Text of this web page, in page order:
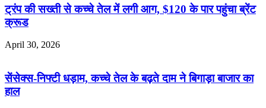
ट्रंप की सख्ती से कच्चे तेल में लगी आग, $120 के पार पहुंचा ब्रेंट
क्रूड
April 30, 2026
सेंसेक्स-निफ्टी धड़ाम, कच्चे तेल के बढ़ते दाम ने बिगाड़ा बाजार का
हाल